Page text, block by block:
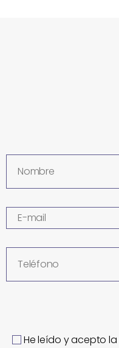
He leído y acepto la